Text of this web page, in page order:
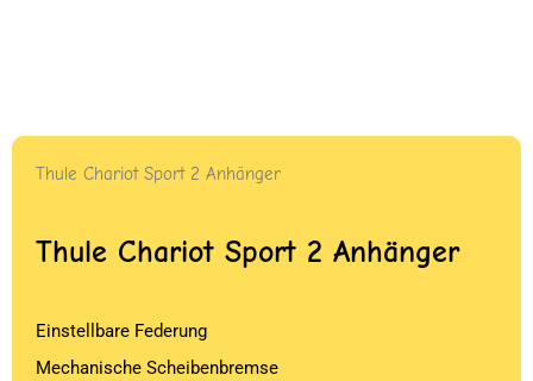
Thule Chariot Sport 2 Anhänger
Thule Chariot Sport 2 Anhänger
Einstellbare Federung
Mechanische Scheibenbremse